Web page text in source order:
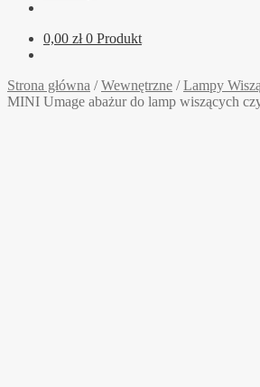
0,00 zł 0 Produkt
Strona główna /Wewnętrzne /Lampy
MINI Umage abażur do lamp wiszących